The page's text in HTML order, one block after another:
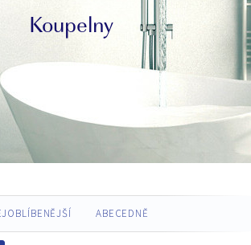
Koupelny
ABECEDNĚ